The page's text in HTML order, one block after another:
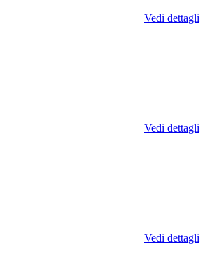
Vedi dettagli
Vedi dettagli
Vedi dettagli